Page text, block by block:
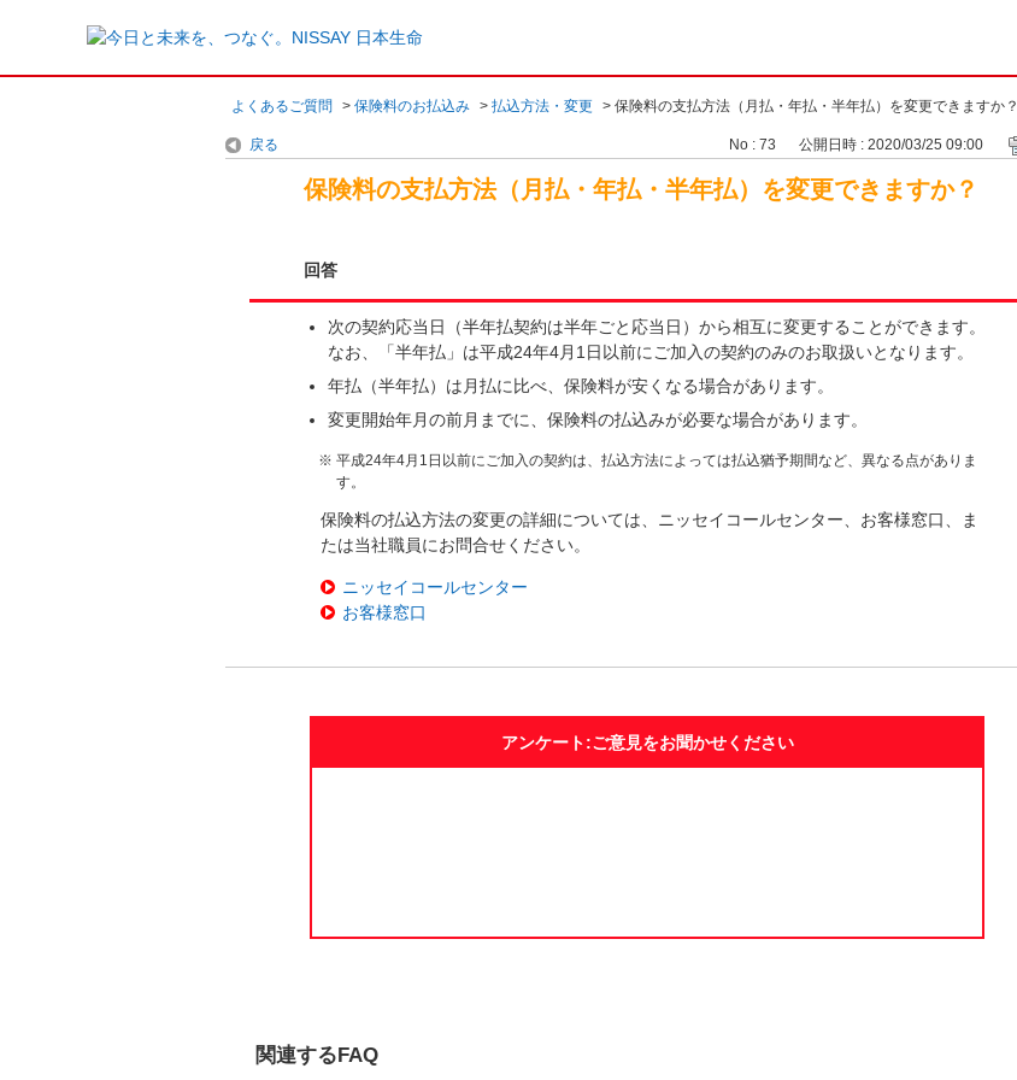
よくあるご質問 > 保険料のお払込み > 払込方法・変更 > 保険料の支払方法（月払・年払・半年払）を変更できますか？
戻る No : 73 公開日時 : 2020/03/25 09:00
保険料の支払方法（月払・年払・半年払）を変更できますか？
回答
次の契約応当日（半年払契約は半年ごと応当日）から相互に変更することができます。
なお、「半年払」は平成24年4月1日以前にご加入の契約のみのお取扱いとなります。
年払（半年払）は月払に比べ、保険料が安くなる場合があります。
変更開始年月の前月までに、保険料の払込みが必要な場合があります。
※ 平成24年4月1日以前にご加入の契約は、払込方法によっては払込猶予期間など、異なる点がありま
す。
保険料の払込方法の変更の詳細については、ニッセイコールセンター、お客様窓口、ま
たは当社職員にお問合せください。
ニッセイコールセンター
お客様窓口
アンケート:ご意見をお聞かせください
関連するFAQ